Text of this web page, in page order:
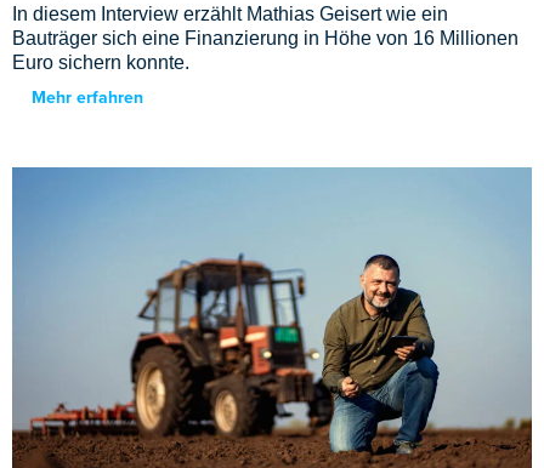
In diesem Interview erzählt Mathias Geisert wie ein
Bauträger sich eine Finanzierung in Höhe von 16 Millionen
Euro sichern konnte.
Mehr erfahren